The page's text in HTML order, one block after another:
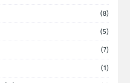
(8)
(5)
(7)
(1)